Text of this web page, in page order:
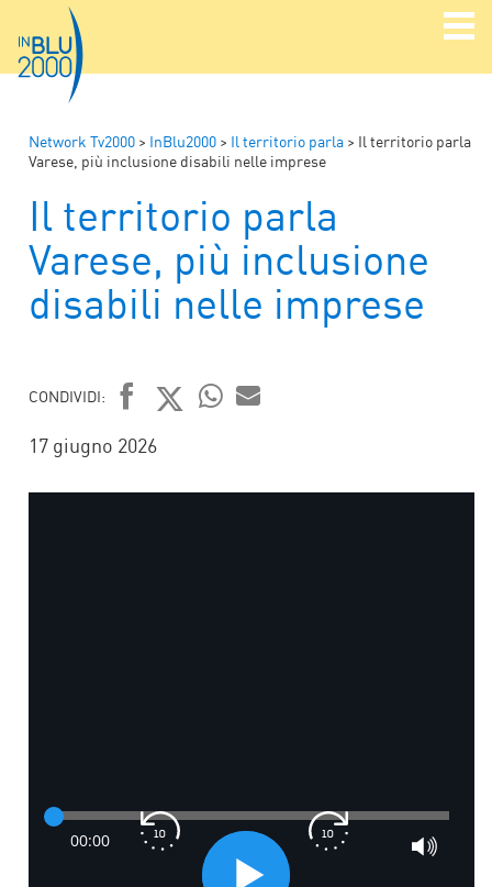
Network Tv2000 > InBlu2000 > Il territorio parla > Il territorio parla
Varese, più inclusione disabili nelle imprese
Il territorio parla
Varese, più inclusione
disabili nelle imprese
CONDIVIDI:
FACEBOOK
TWITTER
17 giugno 2026